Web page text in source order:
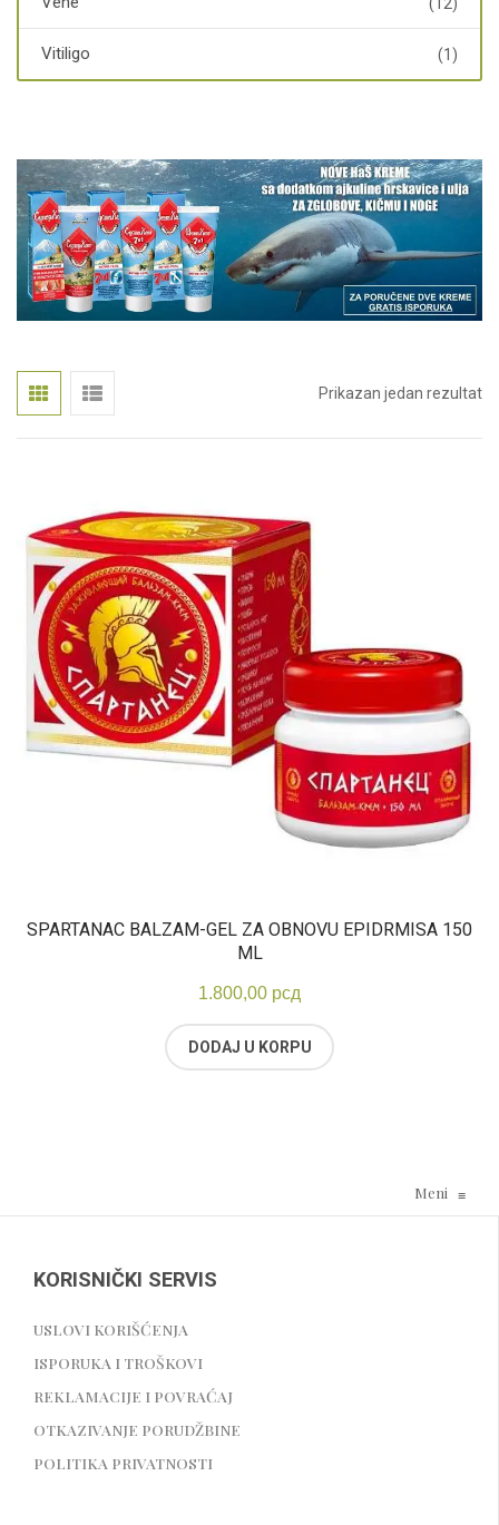
Vitiligo (1)
Prikazan jedan rezultat
SPARTANAC BALZAM-GEL ZA OBNOVU EPIDRMISA 150
ML
1.800,00 рсд
DODAJ U KORPU
Meni ≡
KORISNIČKI SERVIS
USLOVI KORIŠĆENJA
ISPORUKA I TROŠKOVI
REKLAMACIJE I POVRAĆAJ
OTKAZIVANJE PORUDŽBINE
POLITIKA PRIVATNOSTI